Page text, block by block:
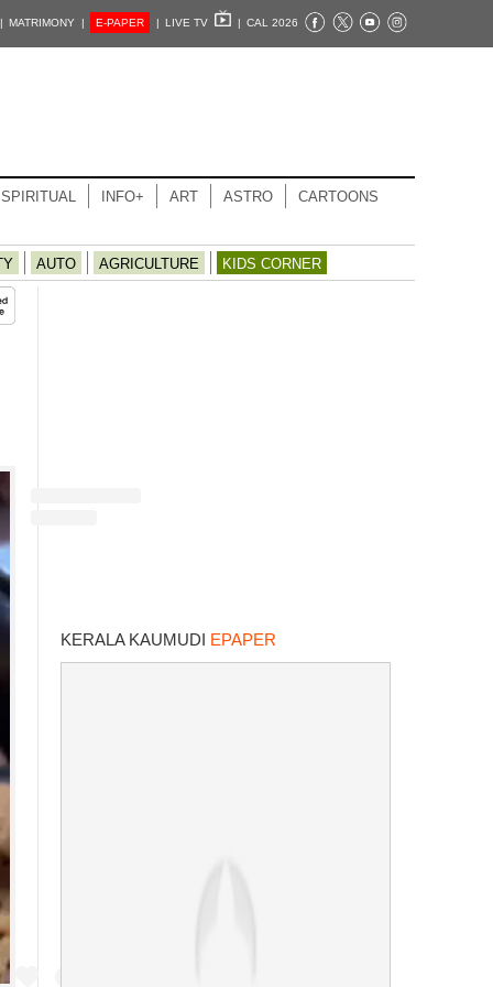
MATRIMONY | E-PAPER | LIVE TV | CAL 2026
SPIRITUAL INFO+ ART ASTRO CARTOONS
AUTO AGRICULTURE KIDS CORNER
KERALA KAUMUDI EPAPER